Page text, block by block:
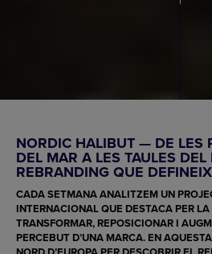
NORDIC HALIBUT — DE LES
DEL MAR A LES TAULES
REBRANDING QUE DEFINEIX
CADA SETMANA ANALITZEM UN
INTERNACIONAL QUE DESTACA PER
TRANSFORMAR, REPOSICIONAR I
PERCEBUT D’UNA MARCA. EN